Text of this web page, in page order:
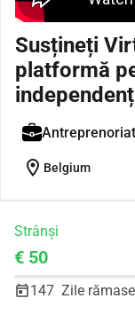
Susțineți
platformă
Antreprenoriat
location_on Belgium
Strânși
€ 50
147 Zile rămase